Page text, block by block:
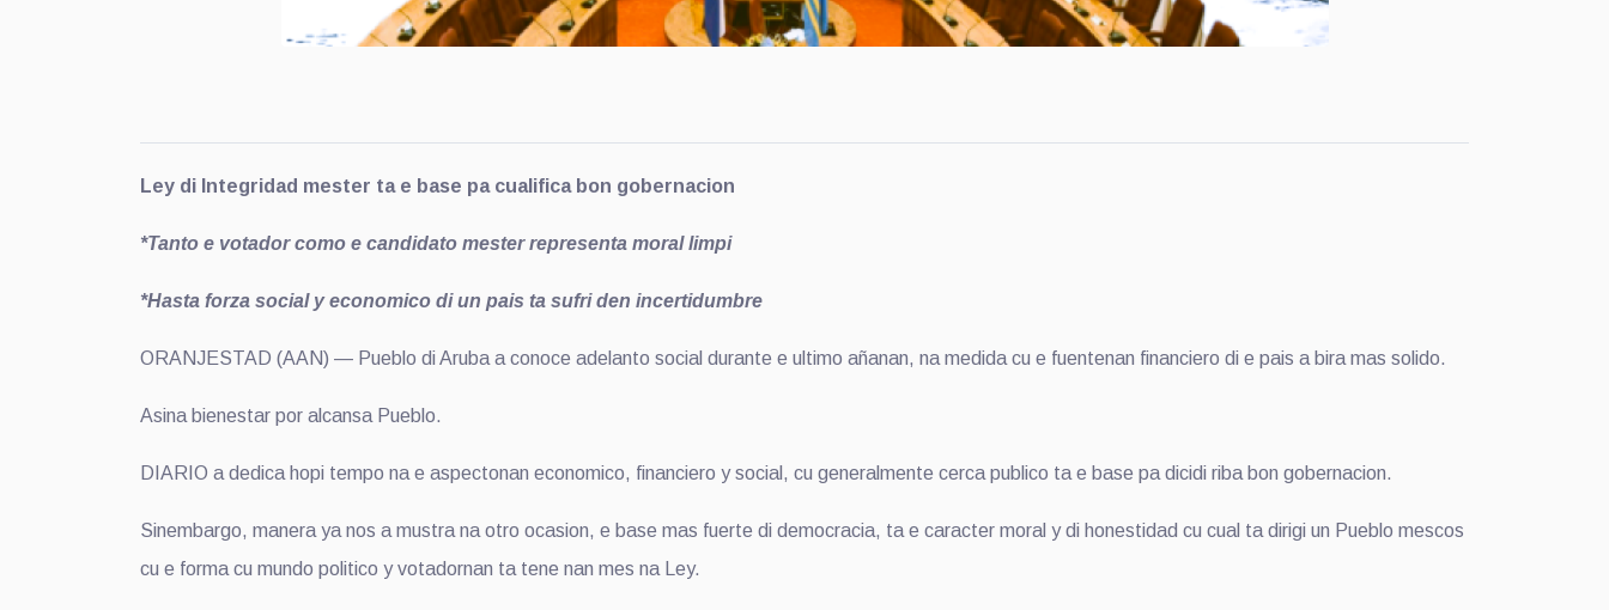
Ley di Integridad mester ta e base pa cualifica bon gobernacion
*Tanto e votador como e candidato mester representa moral limpi
*Hasta forza social y economico di un pais ta sufri den incertidumbre
ORANJESTAD (AAN) — Pueblo di Aruba a conoce adelanto social durante e ultimo añanan, na medida cu e fuentenan financiero di e pais a bira mas solido.
Asina bienestar por alcansa Pueblo.
DIARIO a dedica hopi tempo na e aspectonan economico, financiero y social, cu generalmente cerca publico ta e base pa dicidi riba bon gobernacion.
Sinembargo, manera ya nos a mustra na otro ocasion, e base mas fuerte di democracia, ta e caracter moral y di honestidad cu cual ta dirigi un Pueblo mescos
cu e forma cu mundo politico y votadornan ta tene nan mes na Ley.